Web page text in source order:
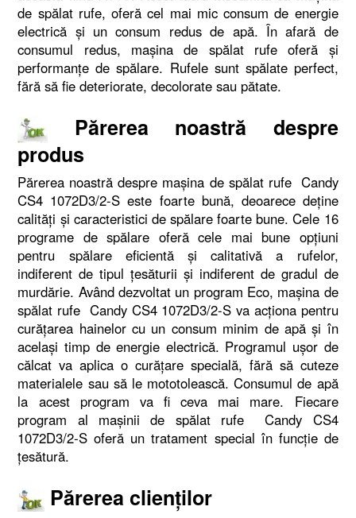
de spălat rufe, oferă cel mai mic consum de energie
electrică şi un consum redus de apă. În afară de
consumul redus, maşina de spălat rufe oferă şi
performanţe de spălare. Rufele sunt spălate perfect,
fără să fie deteriorate, decolorate sau pătate.
Părerea noastră despre
produs
Părerea noastră despre maşina de spălat rufe Candy
CS4 1072D3/2-S este foarte bună, deoarece deţine
calităţi şi caracteristici de spălare foarte bune. Cele 16
programe de spălare oferă cele mai bune opţiuni
pentru spălare eficientă şi calitativă a rufelor,
indiferent de tipul ţesăturii şi indiferent de gradul de
murdărie. Având dezvoltat un program Eco, maşina de
spălat rufe Candy CS4 1072D3/2-S va acţiona pentru
curăţarea hainelor cu un consum minim de apă şi în
acelaşi timp de energie electrică. Programul uşor de
călcat va aplica o curăţare specială, fără să cuteze
materialele sau să le mototolească. Consumul de apă
la acest program va fi ceva mai mare. Fiecare
program al maşinii de spălat rufe Candy CS4
1072D3/2-S oferă un tratament special în funcţie de
ţesătură.
Părerea clienţilor